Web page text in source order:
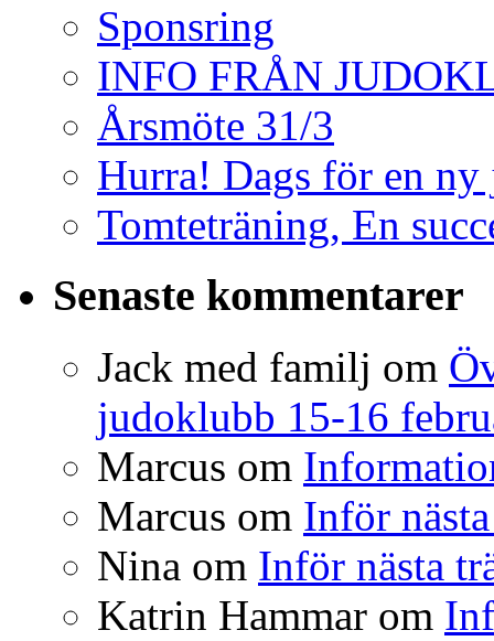
Sponsring
INFO FRÅN
Årsmöte 31/3
Hurra! Dags för en
Tomteträning, En
Senaste kommentarer
Jack med familj om
judoklubb 15-16
Marcus om
Marcus om Inför
Nina om Inför nästa
Katrin Hammar om